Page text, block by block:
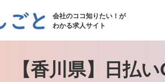
会社のココ知りたい！が
わかる求人サイト
【香川県】日払